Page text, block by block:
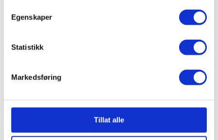
Egenskaper
Statistikk
Markedsføring
Tillat alle
Vi har massevis av tilbud fra våre leverandører og i
Les mer